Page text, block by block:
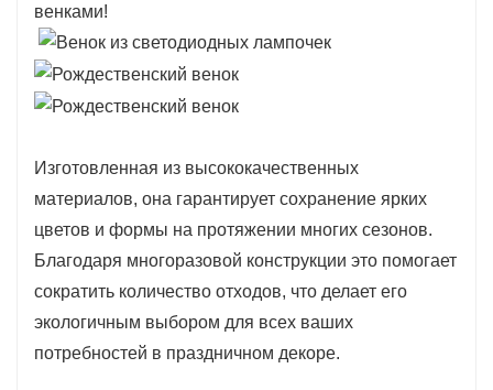
венками!
Изготовленная из высококачественных
материалов, она гарантирует сохранение ярких
цветов и формы на протяжении многих сезонов.
Благодаря многоразовой конструкции это помогает
сократить количество отходов, что делает его
экологичным выбором для всех ваших
потребностей в праздничном декоре.